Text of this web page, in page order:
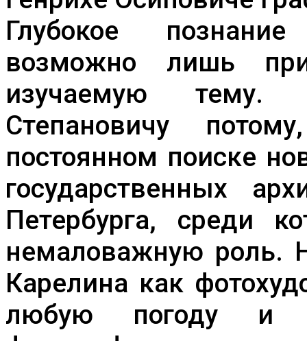
Глубокое
возможно лишь
изучаемую тему.
Степановичу
постоянном поиске
государственных
Петербурга, среди
немаловажную роль.
Карелина как
любую погоду и